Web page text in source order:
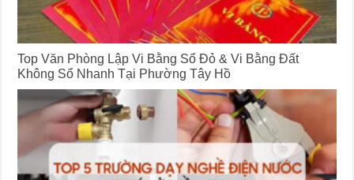
Top Văn Phòng Lập Vi Bằng Sổ Đỏ & Vi Bằng Đất
Không Sổ Nhanh Tại Phường Tây Hồ